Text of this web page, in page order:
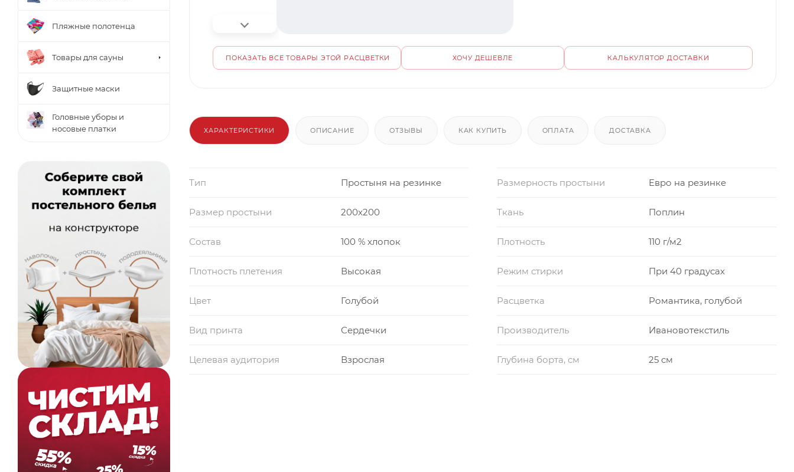
ПОКАЗАТЬ ВСЕ ТОВАРЫ ЭТОЙ РАСЦВЕТКИ ХОЧУ ДЕШЕВЛЕ КАЛЬКУЛЯТОР ДОСТАВКИ
ХАРАКТЕРИСТИКИ ОПИСАНИЕ ОТЗЫВЫ КАК КУПИТЬ ОПЛАТА ДОСТАВКА
Тип Простыня на резинке Размерность простыни Евро на резинке
Размер простыни 200x200 Ткань Поплин
Состав 100 % хлопок Плотность 110 г/м2
Плотность плетения Высокая Режим стирки При 40 градусах
Цвет Голубой Расцветка Романтика, голубой
Вид принта Сердечки Производитель Ивановотекстиль
Целевая аудитория Взрослая Глубина борта, см 25 см
Пляжные полотенца
Товары для сауны
Защитные маски
Головные уборы и
носовые платки